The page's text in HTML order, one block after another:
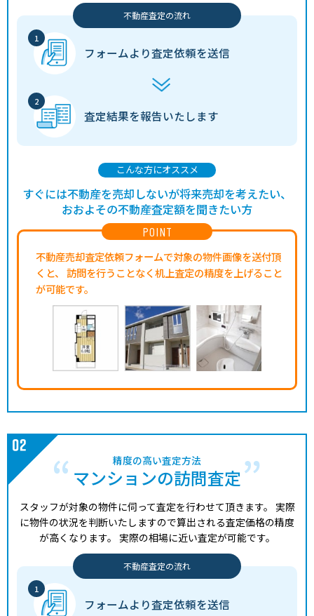
不動産査定の流れ
フォームより査定依頼を送信
査定結果を報告いたします
POINT
不動産売却査定依頼フォームで対象の物件画像を送付頂
くと、
訪問を行うことなく机上査定の精度を上げること
が可能です。
こんな方にオススメ
すぐには不動産を売却しないが将来売却を考えたい、
おおよその不動産査定額を聞きたい方
精度の高い査定方法
マンションの訪問査定
スタッフが対象の物件に伺って査定を行わせて頂きます。 実際
に物件の状況を判断いたしますので算出される査定価格の精度
が高くなります。 実際の相場に近い査定が可能です。
不動産査定の流れ
フォームより査定依頼を送信